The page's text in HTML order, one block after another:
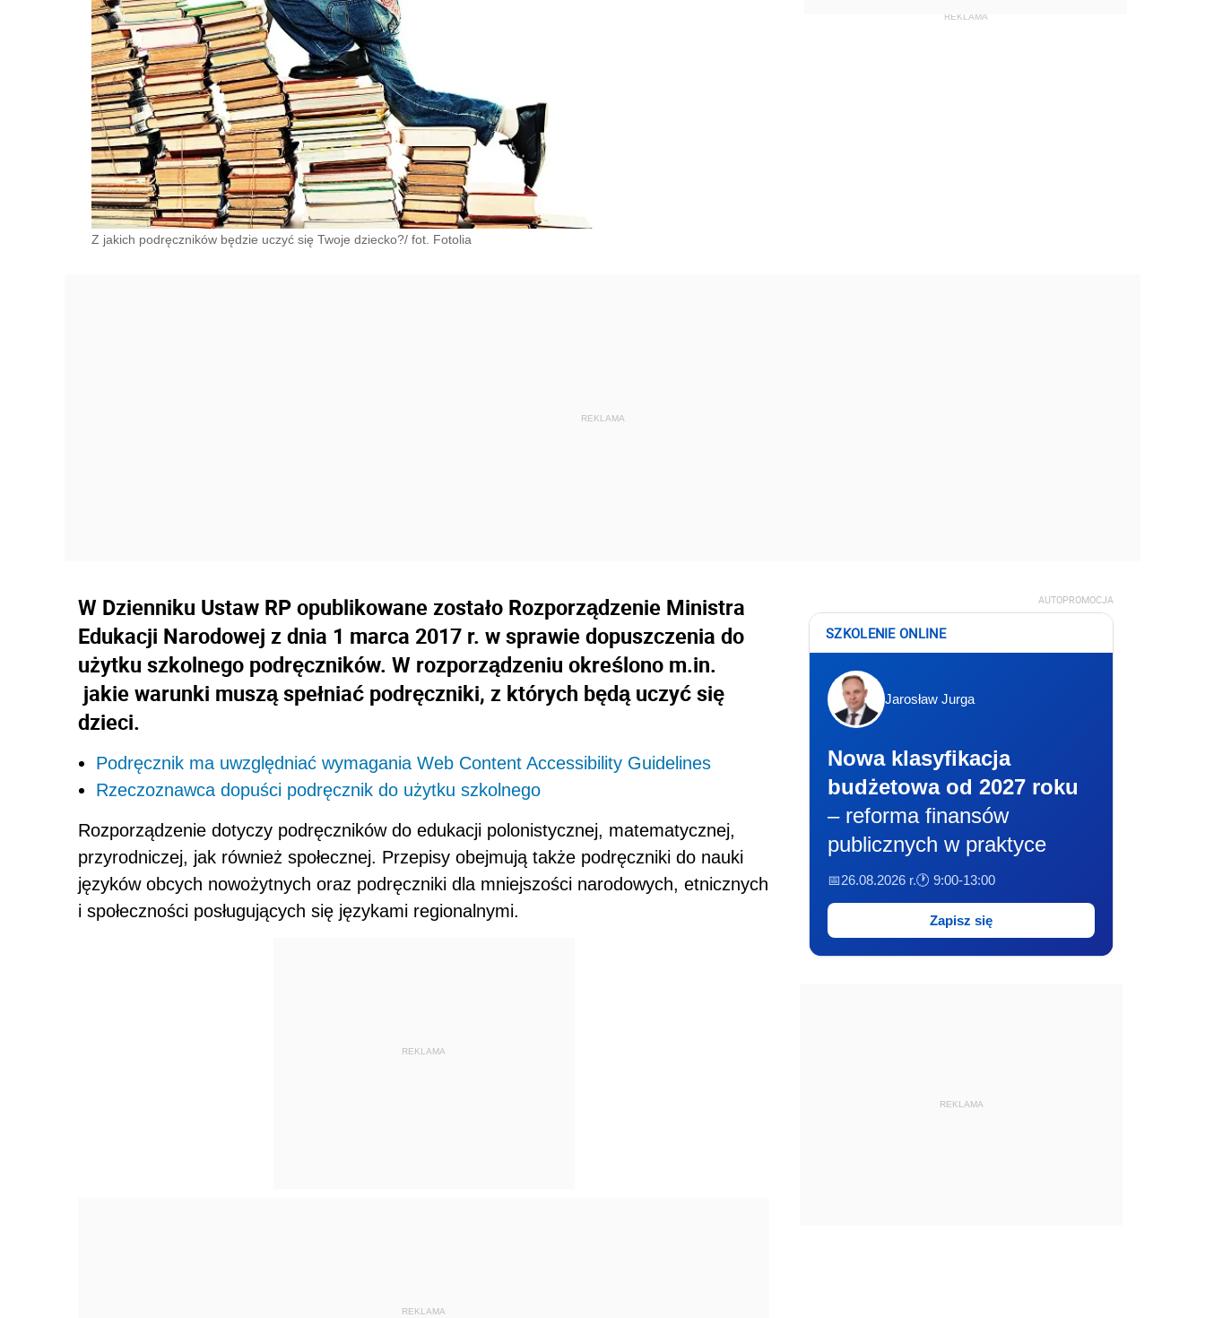
Z jakich podręczników będzie uczyć się Twoje dziecko?/ fot. Fotolia
W Dzienniku Ustaw RP opublikowane zostało Rozporządzenie Ministra
Edukacji Narodowej z dnia 1 marca 2017 r. w sprawie dopuszczenia do
użytku szkolnego podręczników. W rozporządzeniu określono m.in.
jakie warunki muszą spełniać podręczniki, z których będą uczyć się
dzieci.
Podręcznik ma uwzględniać wymagania Web Content Accessibility Guidelines
Rzeczoznawca dopuści podręcznik do użytku szkolnego
Rozporządzenie dotyczy podręczników do edukacji polonistycznej, matematycznej,
przyrodniczej, jak również społecznej. Przepisy obejmują także podręczniki do nauki
języków obcych nowożytnych oraz podręczniki dla mniejszości narodowych, etnicznych
i społeczności posługujących się językami regionalnymi.
REKLAMA
REKLAMA
AUTOPROMOCJA
SZKOLENIE ONLINE
Jarosław Jurga
Nowa klasyfikacja
budżetowa od 2027 roku
– reforma finansów
publicznych w praktyce
📅26.08.2026 r.🕐 9:00-13:00
Zapisz się
REKLAMA